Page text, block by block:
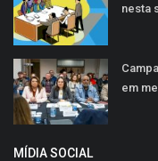
nesta
em
MÍDIA SOCIAL